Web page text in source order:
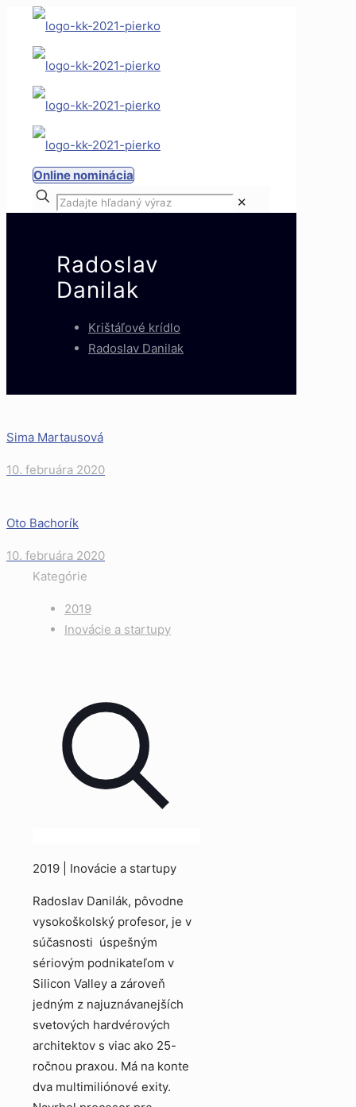
Online nominácia
✕
Radoslav
Danilak
Krištáľové krídlo
Radoslav Danilak
Sima Martausová
10. februára 2020
Oto Bachorík
10. februára 2020
Kategórie
2019
Inovácie a startupy
2019 | Inovácie a startupy
Radoslav Danilák, pôvodne
vysokoškolský profesor, je v
súčasnosti úspešným
sériovým podnikateľom v
Silicon Valley a zároveň
jedným z najuznávanejších
svetových hardvérových
architektov s viac ako 25-
ročnou praxou. Má na konte
dva multimiliónové exity.